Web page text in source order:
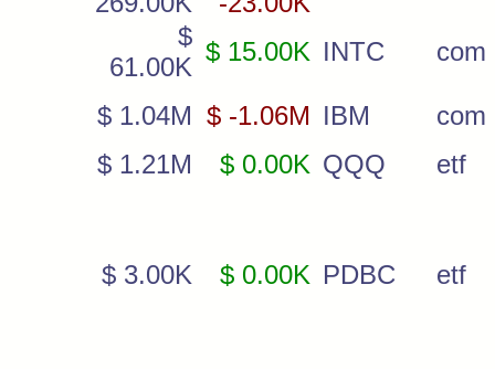
$
61.00K
$ 15.00K INTC com
$ 1.04M $ -1.06M IBM
com
$ 1.21M
$ 0.00K QQQ etf
$ 3.00K $ 0.00K PDBC etf